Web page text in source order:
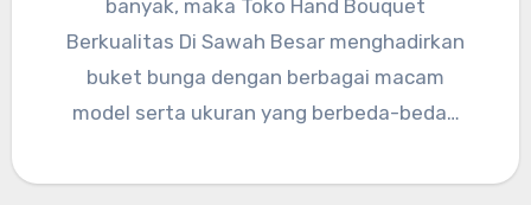
banyak, maka Toko Hand Bouquet
Berkualitas Di Sawah Besar menghadirkan
buket bunga dengan berbagai macam
model serta ukuran yang berbeda-beda…